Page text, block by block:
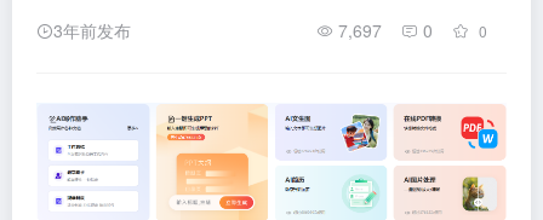
3年前发布 7,697 0 0